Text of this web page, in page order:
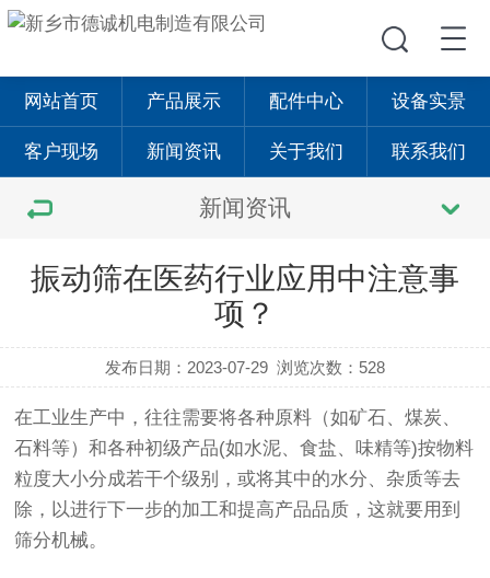
网站首页 产品展示 配件中心 设备实景
客户现场 新闻资讯 关于我们 联系我们
新闻资讯
振动筛在医药行业应用中注意事
项？
发布日期：2023-07-29 浏览次数：528
在工业生产中，往往需要将各种原料（如矿石、煤炭、
石料等）和各种初级产品(如水泥、食盐、味精等)按物料
粒度大小分成若干个级别，或将其中的水分、杂质等去
除，以进行下一步的加工和提高产品品质，这就要用到
筛分机械。